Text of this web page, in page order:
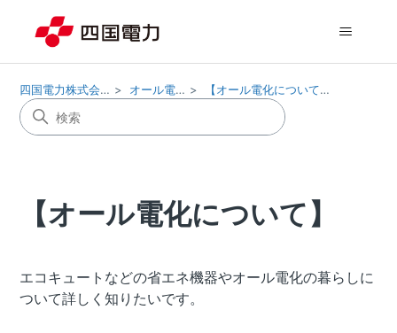
四国電力株式会社 オール電化 【オール電化について】
【オール電化について】
エコキュートなどの省エネ機器やオール電化の暮らしに
ついて詳しく知りたいです。